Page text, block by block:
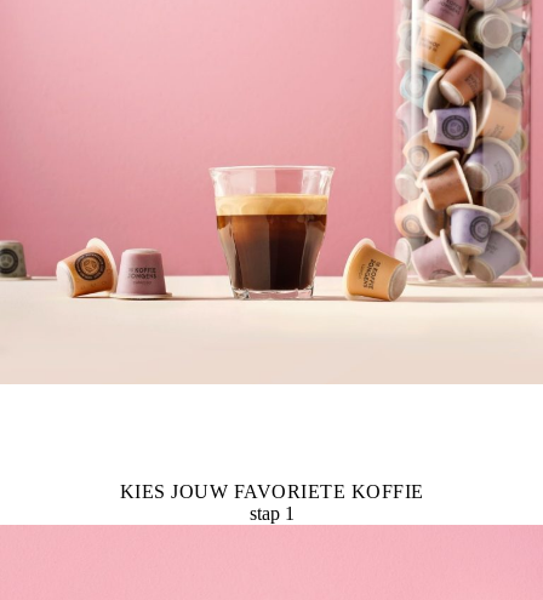
KIES JOUW FAVORIETE KOFFIE
stap 1